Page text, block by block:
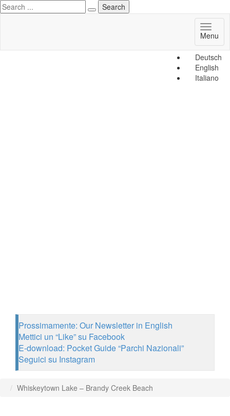
Deutsch
English
Italiano
Menu
Prossimamente: Our Newsletter in English
Mettici un “Like” su Facebook
E-download: Pocket Guide “Parchi Nazionali”
Seguici su Instagram
Whiskeytown Lake – Brandy Creek Beach